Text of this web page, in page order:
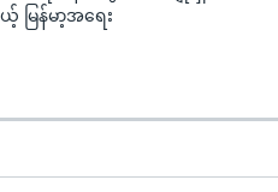
ယ့် မြန်မာ့အရေး